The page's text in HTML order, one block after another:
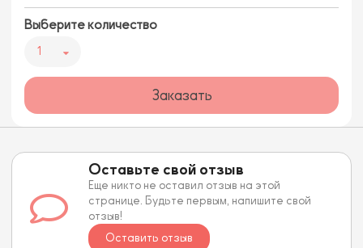
Выберите количество
1
Заказать
Оставьте свой отзыв
Еще никто не оставил отзыв на этой
странице. Будьте первым, напишите свой
отзыв!
Оставить отзыв